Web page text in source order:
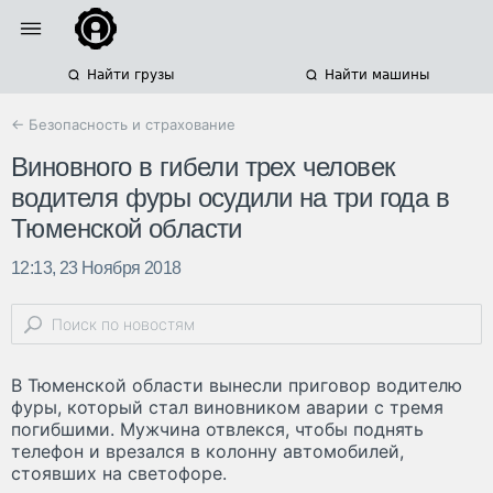
Найти грузы Найти машины
← Безопасность и страхование
Виновного в гибели трех человек
водителя фуры осудили на три года в
Тюменской области
12:13, 23 Ноября 2018
В Тюменской области вынесли приговор водителю
фуры, который стал виновником аварии с тремя
погибшими. Мужчина отвлекся, чтобы поднять
телефон и врезался в колонну автомобилей,
стоявших на светофоре.